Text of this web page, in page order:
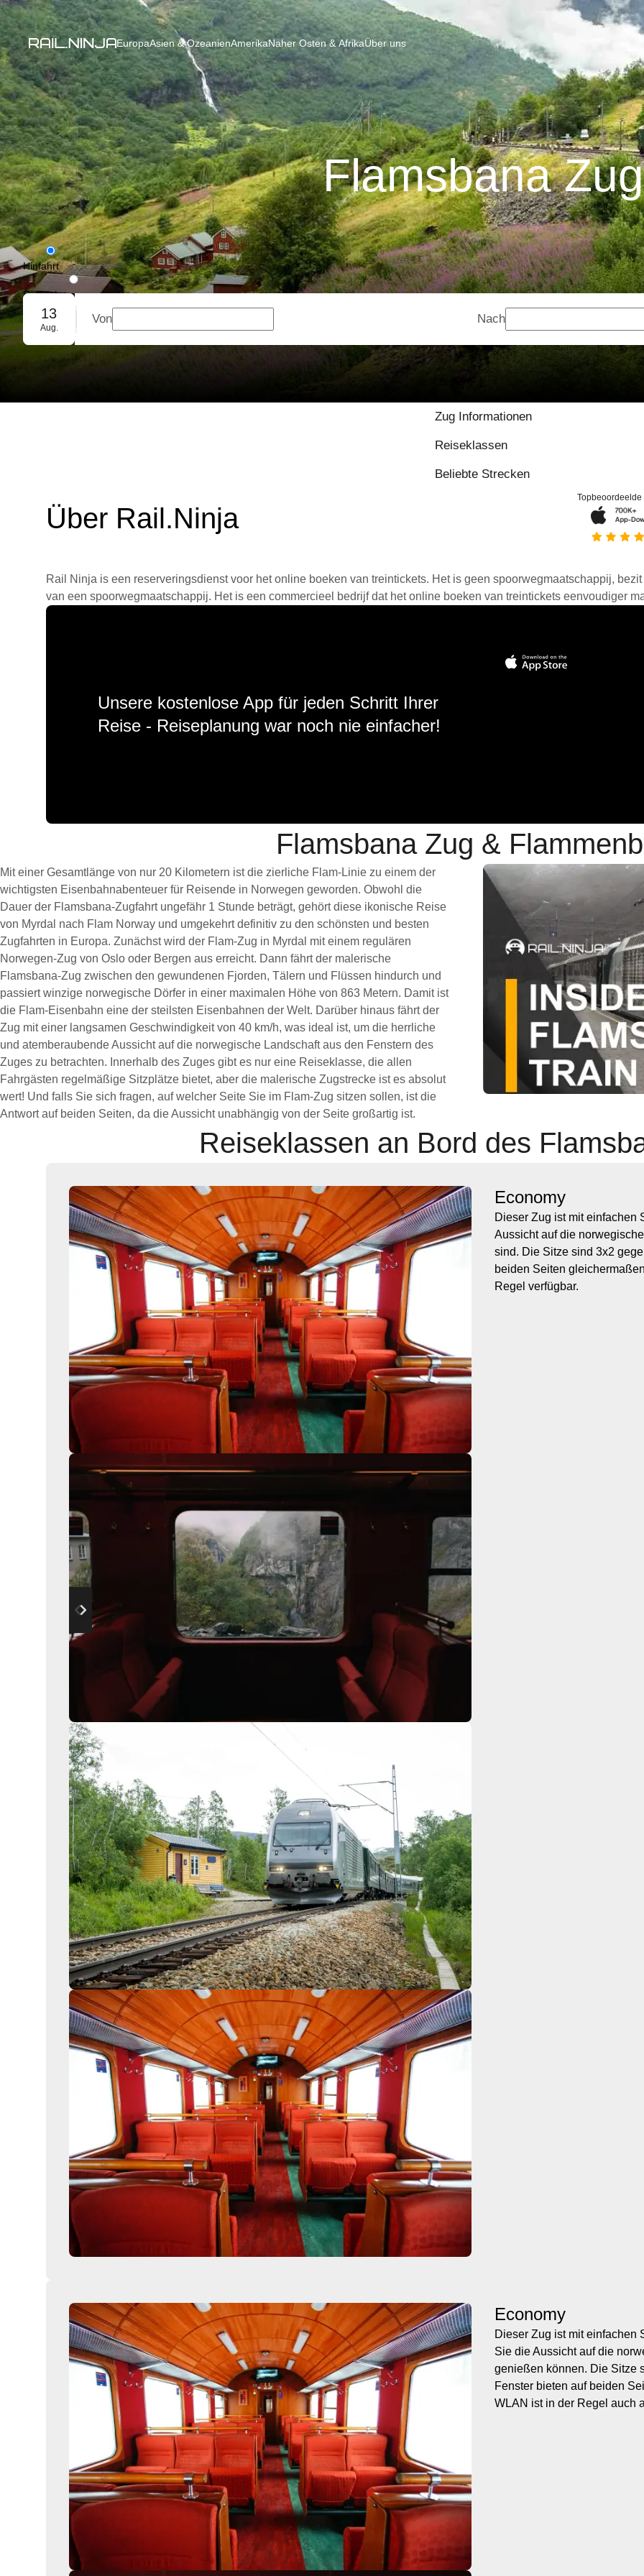
EuropaAsien & OzeanienAmerikaNaher Osten & AfrikaÜber uns
Flamsbana Zug
Hinfahrt
Rückfahrt
Gruppenbuchung
13
Aug.
Von Nach
Zug Informationen
Reiseklassen
Beliebte Strecken
Über Rail.Ninja
Topbeoordeelde
Rail Ninja is een reserveringsdienst voor het online boeken van treintickets. Het is geen spoorwegmaatschappij,
van een spoorwegmaatschappij. Het is een commercieel bedrijf dat het online boeken van treintickets eenvoudiger
Unsere kostenlose App für jeden Schritt Ihrer
Reise - Reiseplanung war noch nie einfacher!
Flamsbana Zug &
Mit einer Gesamtlänge von nur 20 Kilometern ist die zierliche Flam-Linie zu einem der
wichtigsten Eisenbahnabenteuer für Reisende in Norwegen geworden. Obwohl die
Dauer der Flamsbana-Zugfahrt ungefähr 1 Stunde beträgt, gehört diese ikonische Reise
von Myrdal nach Flam Norway und umgekehrt definitiv zu den schönsten und besten
Zugfahrten in Europa. Zunächst wird der Flam-Zug in Myrdal mit einem regulären
Norwegen-Zug von Oslo oder Bergen aus erreicht. Dann fährt der malerische
Flamsbana-Zug zwischen den gewundenen Fjorden, Tälern und Flüssen hindurch und
passiert winzige norwegische Dörfer in einer maximalen Höhe von 863 Metern. Damit ist
die Flam-Eisenbahn eine der steilsten Eisenbahnen der Welt. Darüber hinaus fährt der
Zug mit einer langsamen Geschwindigkeit von 40 km/h, was ideal ist, um die herrliche
und atemberaubende Aussicht auf die norwegische Landschaft aus den Fenstern des
Zuges zu betrachten. Innerhalb des Zuges gibt es nur eine Reiseklasse, die allen
Fahrgästen regelmäßige Sitzplätze bietet, aber die malerische Zugstrecke ist es absolut
wert! Und falls Sie sich fragen, auf welcher Seite Sie im Flam-Zug sitzen sollen, ist die
Antwort auf beiden Seiten, da die Aussicht unabhängig von der Seite großartig ist.
Reiseklassen an Bord des
Economy
Dieser Zug ist mit einfachen
Aussicht auf die
sind. Die Sitze sind 3x2
beiden Seiten
Regel verfügbar.
Economy
Dieser Zug ist mit einfachen
Sie die Aussicht auf die
genießen können. Die Sitze
Fenster bieten auf beiden
WLAN ist in der Regel auch